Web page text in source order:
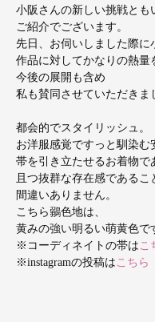
小阪さんの新しい挑戦とも
ご紹介でございます。
先日、お伺いしました際に
作品に対してかなりの熱量
今後の展開も含め
私も賛同させていただきま
都会的でスタイリッシュ。
お洋服感覚ですっと馴染む
帯を引き立たせるお着物で
且つ抜群な存在感であるこ
間違いありません。
こちら鶸色地は、
黄みの強い明るい萌黄色で
※コーディネイトの帯は こ
※instagramの投稿は こちら